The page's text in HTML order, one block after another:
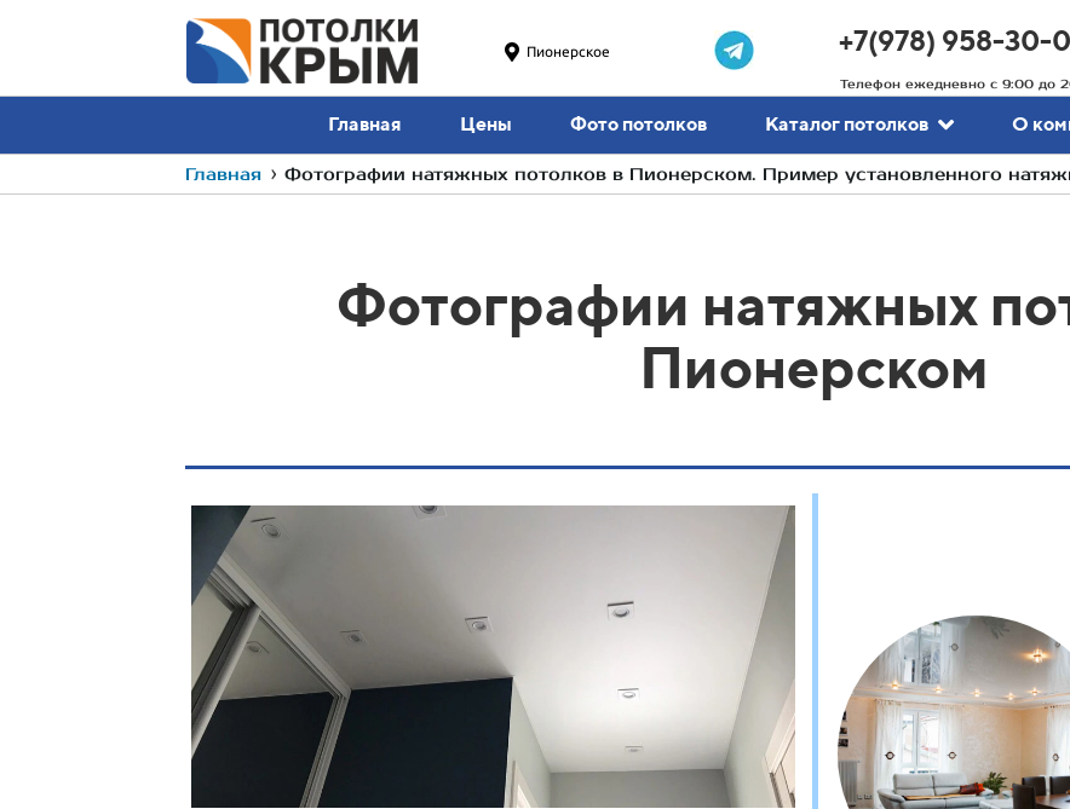
Пионерское +7(978) 958-30-
Телефон ежедневно с 9:00 до
Главная Цены Фото потолков Каталог потолков О
Главная › Фотографии натяжных потолков в Пионерском. Пример установленного
Фотографии натяжных
Пионерском